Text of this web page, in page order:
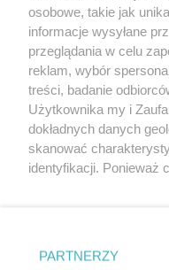
Zapamiętać?
Zaloguj
Zapomniałem hasła
Copyright ©
osobowe, takie jak
informacje wysyłane
przeglądania w celu
reklam, wybór
treści, badanie
Użytkownika my i
dokładnych danych
skanować
identyfikacji. Ponieważ
prywatności
. Niektóre rodzaje
PARTNERZY